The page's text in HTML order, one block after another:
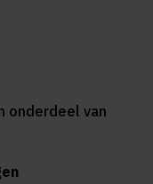
onderdeel van